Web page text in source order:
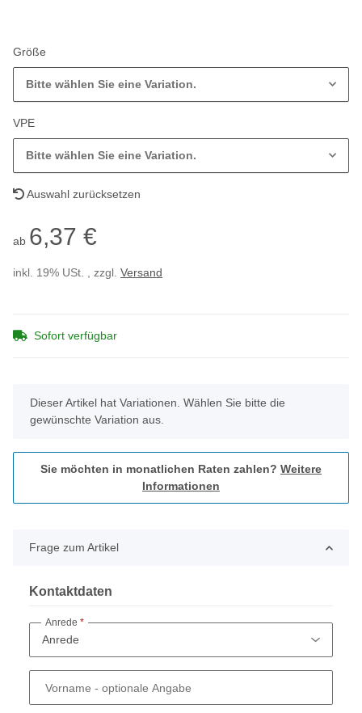
Größe
Bitte wählen Sie eine Variation.
VPE
Bitte wählen Sie eine Variation.
Auswahl zurücksetzen
ab 6,37 €
inkl. 19% USt. , zzgl. Versand
Sofort verfügbar
x
Dieser Artikel hat Variationen. Wählen Sie bitte die
gewünschte Variation aus.
Sie möchten in monatlichen Raten zahlen? Weitere
Informationen
Frage zum Artikel
Kontaktdaten
Anrede
Vorname - optionale Angabe